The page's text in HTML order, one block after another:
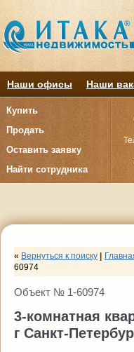
Наши офисы Наши
Купить
Продать
Оставить заявку
Найти сотрудника
« Вернуться к поиску
60974
Объект № 1-60974
3-комнатная
г Санкт-